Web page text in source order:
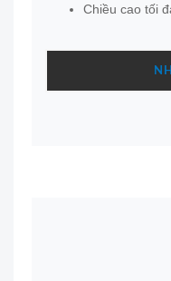
Chiều cao tối